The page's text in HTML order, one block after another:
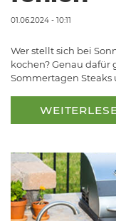
01.06.2024 - 10:11
Wer stellt sich bei
kochen? Genau
Sommertagen Steaks